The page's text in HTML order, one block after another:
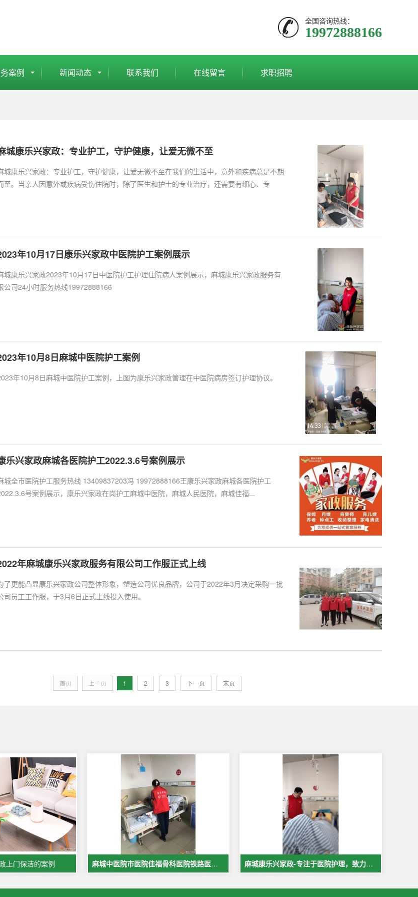
全国咨询热线：
19972888166
案例 新闻动态 联系我们 在线留言 求职招聘
城康乐兴家政：专业护工，守护健康，让爱无微不至
城康乐兴家政：专业护工，守护健康，让爱无微不至在我们的生活中，意外和疾病总是不期
至。当亲人因意外或疾病受伤住院时，除了医生和护士的专业治疗，还需要有细心、专
年10月17日康乐兴家政中医院护工案例展示
城康乐兴家政2023年10月17日中医院护工护理住院病人案例展示，麻城康乐兴家政服务有
公司24小时服务热线19972888166
年10月8日麻城中医院护工案例
年10月8日麻城中医院护工案例，上图为康乐兴家政管理在中医院病房签订护理协议。
乐兴家政麻城各医院护工2022.3.6号案例展示
城全市医院护工服务热线 13409837203冯 19972888166王康乐兴家政麻城各医院护工
号案例展示，康乐兴家政在岗护工麻城中医院，麻城人民医院，麻城佳福...
年麻城康乐兴家政服务有限公司工作服正式上线
了更能凸显康乐兴家政公司整体形象，塑造公司优良品牌，公司于2022年3月决定采购一批
司员工工作服，于3月6日正式上线投入使用。
首页 上一页 1 2 3 下一页 末页
上门保洁的案例 麻城中医院市医院佳福骨科医院铁路医院护工案例展示 麻城康乐兴家政-专注于医院护理，致力于打造全麻城优质护工护理